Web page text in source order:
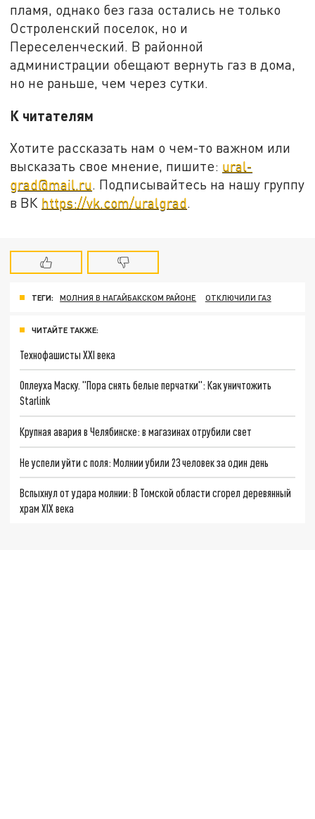
пламя, однако без газа остались не только
Остроленский поселок, но и
Переселенческий. В районной
администрации обещают вернуть газ в дома,
но не раньше, чем через сутки.
К читателям
Хотите рассказать нам о чем-то важном или
высказать свое мнение, пишите: ural-
grad@mail.ru. Подписывайтесь на нашу группу
в ВК https://vk.com/uralgrad.
ТЕГИ: МОЛНИЯ В НАГАЙБАКСКОМ РАЙОНЕ ОТКЛЮЧИЛИ ГАЗ
ЧИТАЙТЕ ТАКЖЕ:
Технофашисты XXI века
Оплеуха Маску. "Пора снять белые перчатки": Как уничтожить
Starlink
Крупная авария в Челябинске: в магазинах отрубили свет
Не успели уйти с поля: Молнии убили 23 человек за один день
Вспыхнул от удара молнии: В Томской области сгорел деревянный
храм XIX века